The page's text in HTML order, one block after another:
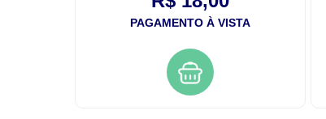
PAGAMENTO À VISTA